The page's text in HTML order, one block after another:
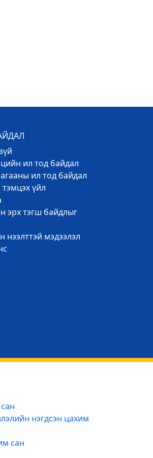
ил тод байдал
ил тод байдал
үйл
эрх тэгш байдлыг
нээлттэй мэдээлэл
нэгдсэн цахим
сан